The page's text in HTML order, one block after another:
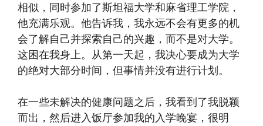
相似，同时参加了斯坦福大学和麻省理工学院，
他充满乐观。他告诉我，我永远不会有更多的机
会了解自己并探索自己的兴趣，而不是对大学。
这困在我身上。从第一天起，我决心要成为大学
的绝对大部分时间，但事情并没有进行计划。
在一些未解决的健康问题之后，我看到了我脱颖
而出，然后进入饭厅参加我的入学晚宴，很明